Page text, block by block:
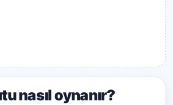
nasıl oynanır?